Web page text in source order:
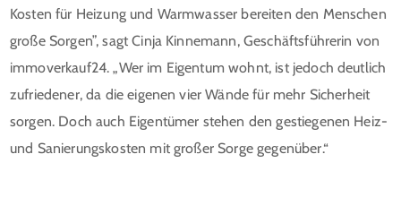
Kosten für Heizung und Warmwasser bereiten den Menschen
große Sorgen”, sagt Cinja Kinnemann, Geschäftsführerin von
immoverkauf24. „Wer im Eigentum wohnt, ist jedoch deutlich
zufriedener, da die eigenen vier Wände für mehr Sicherheit
sorgen. Doch auch Eigentümer stehen den gestiegenen Heiz-
und Sanierungskosten mit großer Sorge gegenüber.“